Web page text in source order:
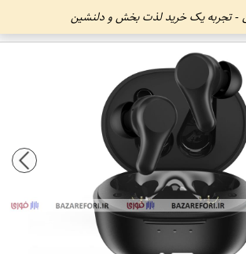
- تجربه یک خرید لذت بخش و دلنشین